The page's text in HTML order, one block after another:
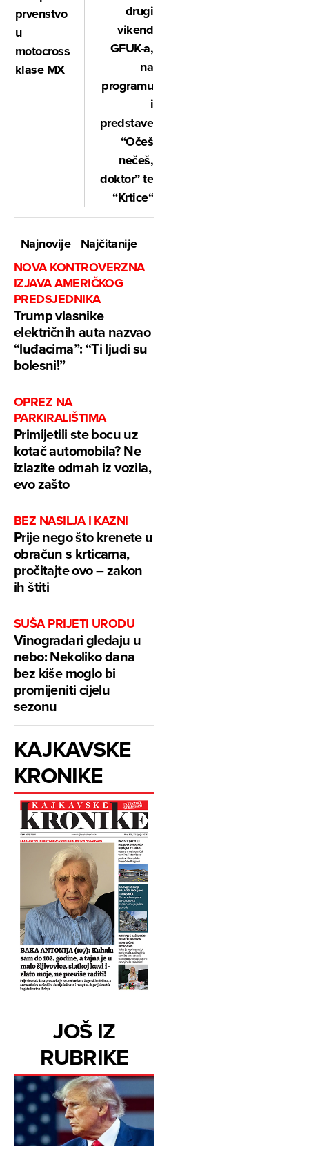
prvenstvo
u
motocrossu
klase MX
drugi
vikend
GFUK-a,
na
programu
i
predstave
“Očeš
nečeš,
doktor” te
“Krtice“
Najnovije
Najčitanije
NOVA KONTROVERZNA
IZJAVA AMERIČKOG
PREDSJEDNIKA
Trump vlasnike
električnih auta nazvao
“luđacima”: “Ti ljudi su
bolesni!”
OPREZ NA
PARKIRALIŠTIMA
Primijetili ste bocu uz
kotač automobila? Ne
izlazite odmah iz vozila,
evo zašto
BEZ NASILJA I KAZNI
Prije nego što krenete u
obračun s krticama,
pročitajte ovo – zakon
ih štiti
SUŠA PRIJETI URODU
Vinogradari gledaju u
nebo: Nekoliko dana
bez kiše moglo bi
promijeniti cijelu
sezonu
KAJKAVSKE
KRONIKE
JOŠ IZ
RUBRIKE